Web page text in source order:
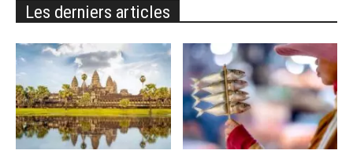
Les derniers articles